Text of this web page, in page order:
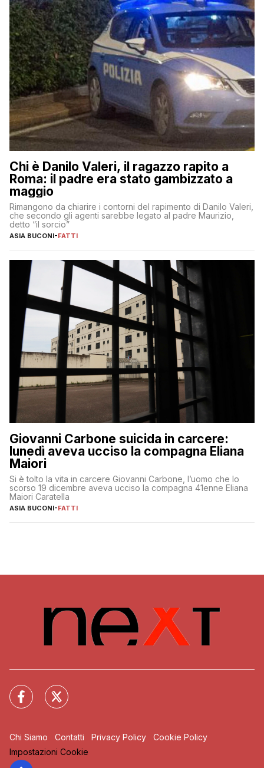
Chi è Danilo Valeri, il ragazzo rapito a
Roma: il padre era stato gambizzato a
maggio
Rimangono da chiarire i contorni del rapimento di Danilo Valeri,
che secondo gli agenti sarebbe legato al padre Maurizio,
detto “il sorcio”
ASIA BUCONI-FATTI
Giovanni Carbone suicida in carcere:
lunedì aveva ucciso la compagna Eliana
Maiori
Si è tolto la vita in carcere Giovanni Carbone, l’uomo che lo
scorso 19 dicembre aveva ucciso la compagna 41enne Eliana
Maiori Caratella
ASIA BUCONI-FATTI
Chi Siamo Contatti Privacy Policy
Cookie Policy
Impostazioni Cookie